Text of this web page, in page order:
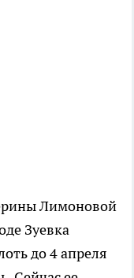
Лимоновой
Зуевка
до 4 апреля